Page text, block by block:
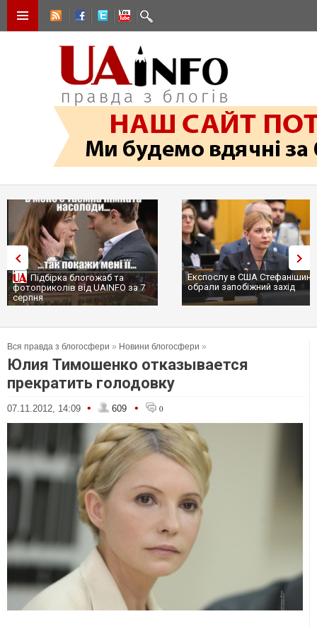
Підбірка блогожаб та
фотоприколів від UAINFO за 7
серпня
Експослу в США
обрали запобіжний захід
Вся правда з блогосфери » Новини блогосфери »
Юлия Тимошенко отказывается
прекратить голодовку
07.11.2012, 14:09 • 609 • 0